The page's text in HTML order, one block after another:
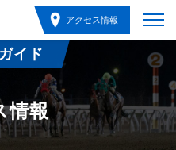
アクセス情報
イド
情報